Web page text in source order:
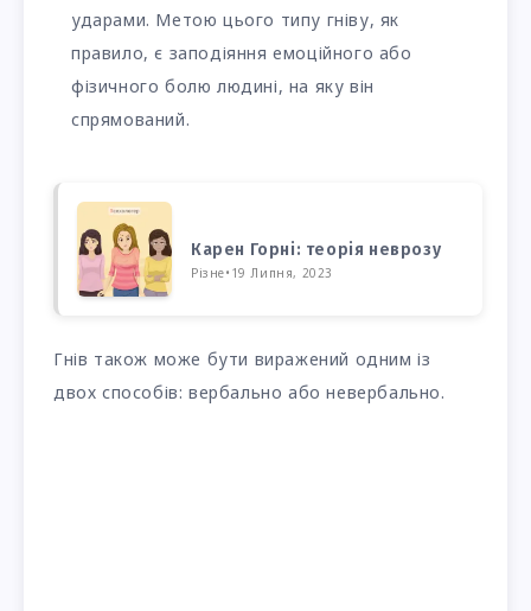
ударами. Метою цього типу гніву, як
правило, є заподіяння емоційного або
фізичного болю людині, на яку він
спрямований.
Карен Горні: теорія неврозу
Різне• 19 Липня, 2023
Гнів також може бути виражений одним із
двох способів: вербально або невербально.